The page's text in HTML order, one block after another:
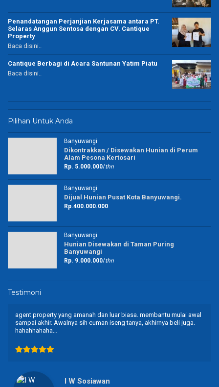
Penandatangan Perjanjian Kerjasama antara PT.
Selaras Anggun Sentosa dengan CV. Cantique
Property
Baca disini..
Cantique Berbagi di Acara Santunan Yatim Piatu
Baca disini..
Pilihan Untuk Anda
Banyuwangi
Dikontrakkan / Disewakan Hunian di Perum
Alam Pesona Kertosari
Rp. 5.000.000/thn
Banyuwangi
Dijual Hunian Pusat Kota Banyuwangi.
Rp.400.000.000
Banyuwangi
Hunian Disewakan di Taman Puring
Banyuwangi
Rp. 9.000.000/thn
Testimoni
agent property yang amanah dan luar biasa. membantu mulai awal
sampai akhir. Awalnya sih cuman iseng tanya, akhirnya beli juga.
hahahhahaha…
I W Sosiawan